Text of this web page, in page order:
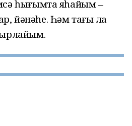
һығымта яһайым –
йәнәһе. Һәм тағы ла